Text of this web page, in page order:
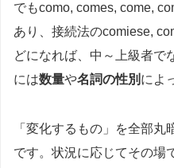
でもcomo, comes, come,
あり、接続法のcomiese,
どになれば、中～上級者で
には数量や名詞の性別 によ
「変化するもの」を全部
です。状況に応じてその場